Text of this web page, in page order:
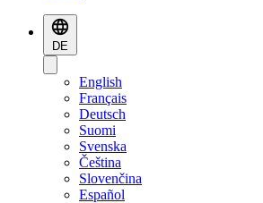
DE
English
Français
Deutsch
Suomi
Svenska
Čeština
Slovenčina
Español